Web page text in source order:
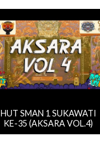
HUT SMAN 1 SUKAWATI
KE-35 (AKSARA VOL.4)